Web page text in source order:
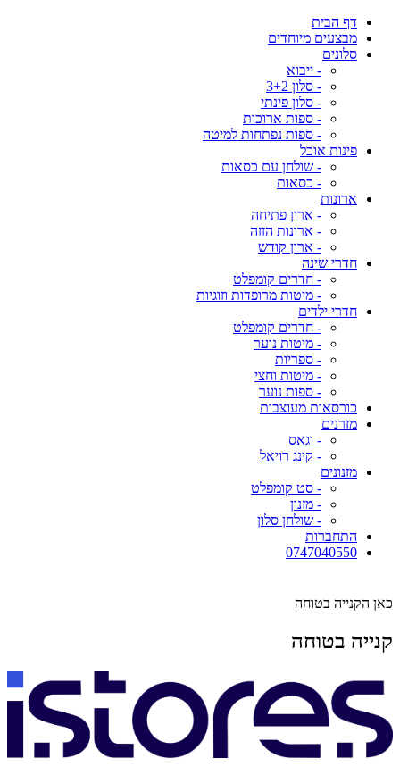
דף הבית
מבצעים מיוחדים
סלונים
- ייבוא
- סלון 3+2
- סלון פינתי
- ספות ארוכות
- ספות נפתחות למיטה
פינות אוכל
- שולחן עם כסאות
- כסאות
ארונות
- ארון פתיחה
- ארונות הזזה
- ארון קודש
חדרי שינה
- חדרים קומפלט
- מיטות מרופדות וזוגיות
חדרי ילדים
- חדרים קומפלט
- מיטות נוער
- ספריות
- מיטות וחצי
- ספות נוער
כורסאות מעוצבות
מזרנים
- וגאס
- קינג רויאל
מזנונים
- סט קומפלט
- מזנון
- שולחן סלון
התחברות
0747040550
כאן הקנייה בטוחה
קנייה בטוחה